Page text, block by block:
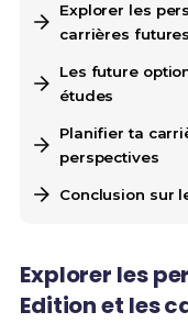
Explorer les
carrières
Les future
études
Planifier ta
perspectives
Conclusion sur
Explorer les
Editionet les